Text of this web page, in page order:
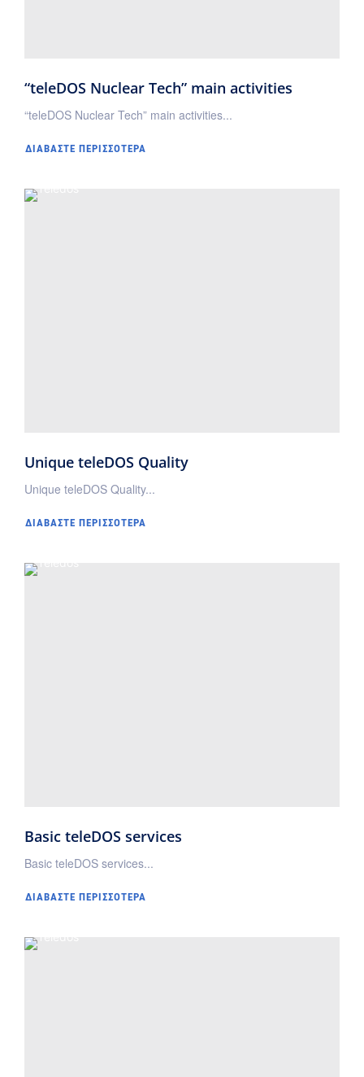
“teleDOS Nuclear Tech” main activities
“teleDOS Nuclear Tech” main activities...
ΔΙΑΒΆΣΤΕ ΠΕΡΙΣΣΌΤΕΡΑ
Unique teleDOS Quality
Unique teleDOS Quality...
ΔΙΑΒΆΣΤΕ ΠΕΡΙΣΣΌΤΕΡΑ
Basic teleDOS services
Basic teleDOS services...
ΔΙΑΒΆΣΤΕ ΠΕΡΙΣΣΌΤΕΡΑ